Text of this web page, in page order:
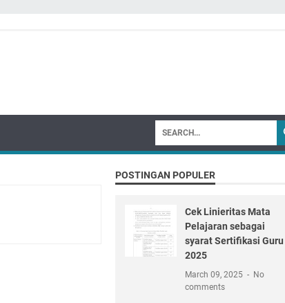
POSTINGAN POPULER
Cek Linieritas Mata
Pelajaran sebagai
syarat Sertifikasi Guru
2025
March 09, 2025
No
comments